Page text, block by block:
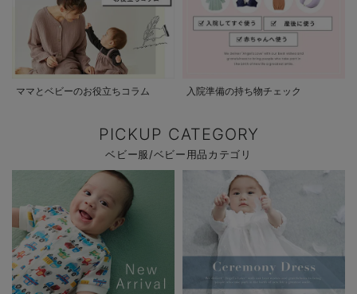
ママとベビーのお役立ちコラム 入院準備の持ち物チェック
PICKUP CATEGORY
ベビー服/ベビー用品カテゴリ